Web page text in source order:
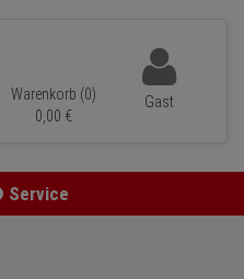
Warenkorb (0)
0, 00 €
Gast
Service